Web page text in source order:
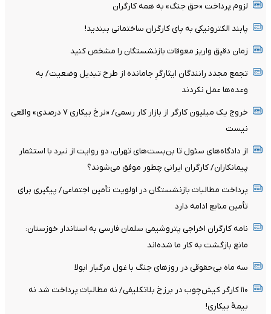
لزوم پرداخت «حق جنگ» به همه کارگران
پابند الکترونیکی به پای کارگران ساختمانی ببندید!
زمان دقیق واریز معوقات بازنشستگان را مشخص کنید
تجمع مجدد رانندگان ایثارگرِ جامانده از طرح تبدیل وضعیت/ به
وعده‌ها عمل نکردند
خروج یک میلیون کارگر از بازار کار رسمی/ «نرخ بیکاری ۷ درصدی» واقعی
نیست
از دادگاه‌های سئول تا بن‌بست‌های تهران، دو روایت از نبرد با استثمار
پیمانکاران/ کارگران ایرانی چطور موفق می‌شوند؟
پرداخت مطالبات بازنشستگان در اولویت تأمین اجتماعی/ پیگیری برای
تأمین منابع ادامه دارد
نامه کارگران اخراجی پتروشیمی سلمان فارسی به استاندار خوزستان:
مانع بازگشت به کار ما شده‌اند
سه ماه بی‌حقوقی در روزهای جنگ با غول مرگبار ابولا
۱۱۰ کارگر کیش‌چوب در برزخ بلاتکلیفی/ نه مطالبات پرداخت شد نه
بیمۀ بیکاری!